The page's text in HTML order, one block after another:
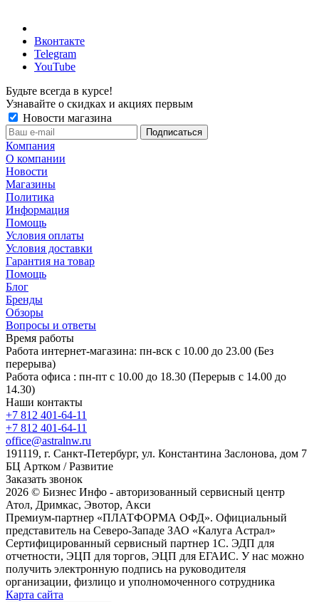
Вконтакте
Telegram
YouTube
Будьте всегда в курсе!
Узнавайте о скидках и акциях первым
Новости магазина
Компания
О компании
Новости
Магазины
Политика
Информация
Помощь
Условия оплаты
Условия доставки
Гарантия на товар
Помощь
Блог
Бренды
Обзоры
Вопросы и ответы
Время работы
Работа интернет-магазина: пн-вск с 10.00 до 23.00 (Без
перерыва)
Работа офиса : пн-пт с 10.00 до 18.30 (Перерыв с 14.00 до
14.30)
Наши контакты
+7 812 401-64-11
+7 812 401-64-11
office@astralnw.ru
191119, г. Санкт-Петербург, ул. Константина Заслонова, дом 7
БЦ Артком / Развитие
Заказать звонок
2026 © Бизнес Инфо - авторизованный сервисный центр
Атол, Дримкас, Эвотор, Акси
Премиум-партнер «ПЛАТФОРМА ОФД». Официальный
представитель на Северо-Западе ЗАО «Калуга Астрал»
Сертифицированный сервисный партнер 1C. ЭДП для
отчетности, ЭЦП для торгов, ЭЦП для ЕГАИС. У нас можно
получить электронную подпись на руководителя
организации, физлицо и уполномоченного сотрудника
Карта сайта